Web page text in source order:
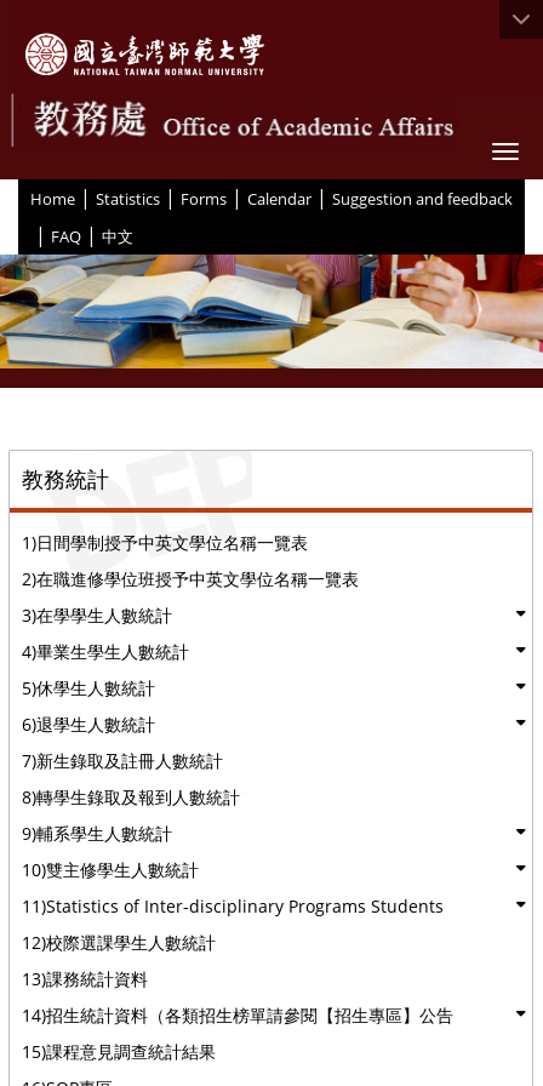
Home | Statistics | Forms | Calendar | Suggestion and feedback
| FAQ | 中文
教務統計
1)日間學制授予中英文學位名稱一覽表
2)在職進修學位班授予中英文學位名稱一覽表
3)在學學生人數統計
4)畢業生學生人數統計
5)休學生人數統計
6)退學生人數統計
7)新生錄取及註冊人數統計
8)轉學生錄取及報到人數統計
9)輔系學生人數統計
10)雙主修學生人數統計
11)Statistics of Inter-disciplinary Programs Students
12)校際選課學生人數統計
13)課務統計資料
14)招生統計資料（各類招生榜單請參閱【招生專區】公告
15)課程意見調查統計結果